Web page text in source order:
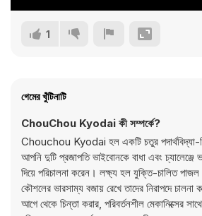
1
গেমের খুঁটিনাটি
ChouChou Kyodai কী সম্পর্কে?
Chouchou Kyodai হল একটি চতুর পদার্থবিদ্যা-
আপনি দুটি প্রজাপতি ভাইবোনকে বাধা এবং চ্যালেঞ্জে
দিয়ে পরিচালনা করেন। লক্ষ্য হল যুক্তি-চালিত
কৌশলের ভারসাম্য বজায় রেখে তাদের নিরাপদে
আগে থেকে চিন্তা করার, পরিবর্তনশীল মেকানিক্সের